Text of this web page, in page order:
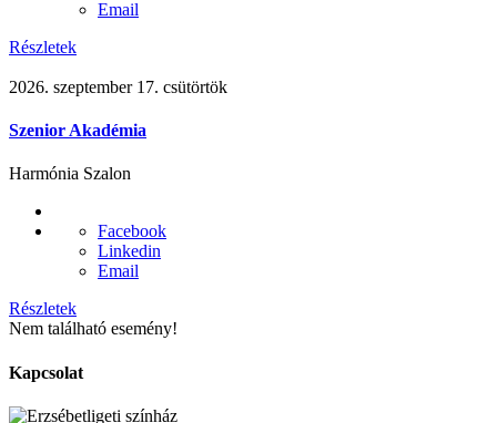
Email
Részletek
2026. szeptember 17. csütörtök
Szenior Akadémia
Harmónia Szalon
Facebook
Linkedin
Email
Részletek
Nem található esemény!
Kapcsolat